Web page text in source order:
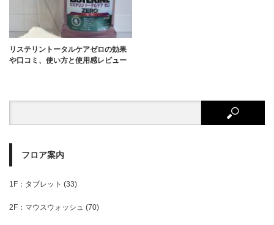
リステリントータルケアゼロの効果
や口コミ、使い方と使用感レビュー
フロア案内
1F：タブレット (33)
2F：マウスウォッシュ (70)